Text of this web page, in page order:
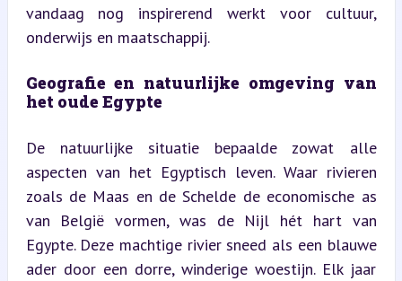
vandaag nog inspirerend werkt voor cultuur,
onderwijs en maatschappij.
Geografie en natuurlijke omgeving van
het oude Egypte
De natuurlijke situatie bepaalde zowat alle
aspecten van het Egyptisch leven. Waar rivieren
zoals de Maas en de Schelde de economische as
van België vormen, was de Nijl hét hart van
Egypte. Deze machtige rivier sneed als een blauwe
ader door een dorre, winderige woestijn. Elk jaar